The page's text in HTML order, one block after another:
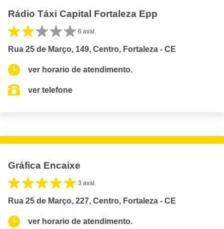
Rádio Táxi Capital Fortaleza Epp
6 aval.
Rua 25 de Março, 149, Centro, Fortaleza - CE
ver horario de atendimento.
ver telefone
Gráfica Encaixe
3 aval.
Rua 25 de Março, 227, Centro, Fortaleza - CE
ver horario de atendimento.